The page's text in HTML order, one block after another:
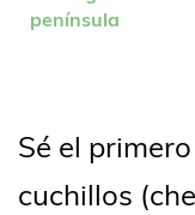
península
Sé el
cuchillos